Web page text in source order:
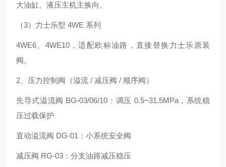
大油缸、液压主机主换向。
（3）力士乐型 4WE 系列
4WE6、4WE10，适配欧标油路，直接替换力士乐原装
阀。
2、压力控制阀（溢流 / 减压阀 / 顺序阀）
先导式溢流阀 BG‑03/06/10：调压 0.5~31.5MPa，系统稳
压过载保护
直动溢流阀 DG‑01：小系统安全阀
减压阀 RG‑03：分支油路减压稳压